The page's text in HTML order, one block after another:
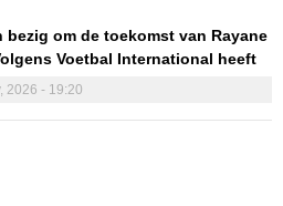
om de toekomst van Rayane
Voetbal International heeft
een nieuw
club wil zijn huidige verbintenis
2026 - 19:20